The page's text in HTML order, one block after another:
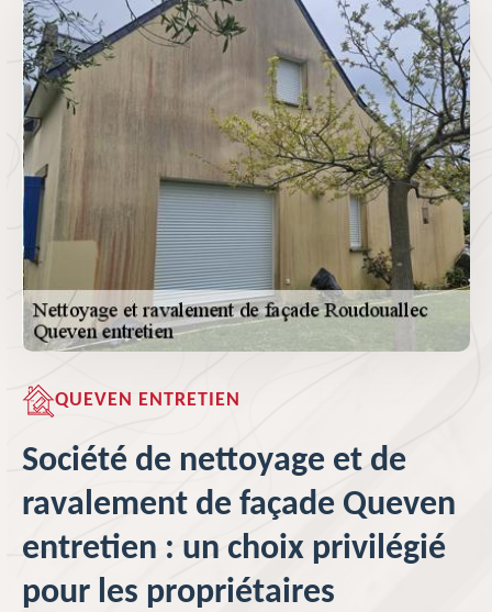
QUEVEN ENTRETIEN
Société de nettoyage et de
ravalement de façade Queven
entretien : un choix privilégié
pour les propriétaires